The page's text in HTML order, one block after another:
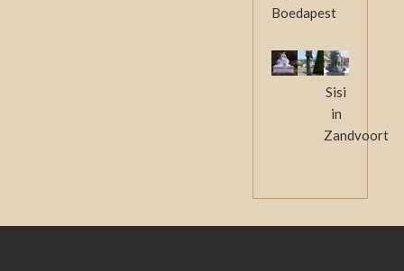
Boedapest
Sisi
in
Zandvoort